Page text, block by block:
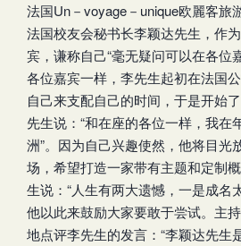
法国Un－voyage－unique欧麗客旅
法国校友会秘书长李颖达先生，作
宾，谦称自己“毫无疑问可以在各位
各位嘉宾一样，李先生起初在法国
自己来支配自己的时间，于是开始
先生说：“和在座的各位一样，我在
洲”。因为自己兴趣使然，他将目光
场，希望打造一家带有主题和定制
生说：“人生有两大遗憾，一是成名
他以此来鼓励大家要敢于尝试。主
地点评李先生的发言：“李颖达先生